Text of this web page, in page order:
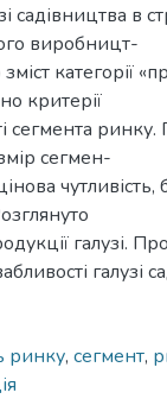
садівництва в
виробницт-
категорії
критерії
сегмента ринку.
сегмен-
галузі.
галузі
ринку, сегмент,